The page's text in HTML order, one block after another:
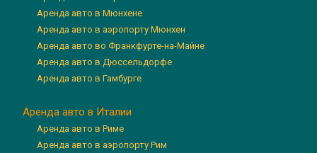
Аренда авто в Мюнхене
Аренда авто в аэропорту Мюнхен
Аренда авто во Франкфурте-на-Майне
Аренда авто в Дюссельдорфе
Аренда авто в Гамбурге
Аренда авто в Италии
Аренда авто в Риме
Аренда авто в аэропорту Рим